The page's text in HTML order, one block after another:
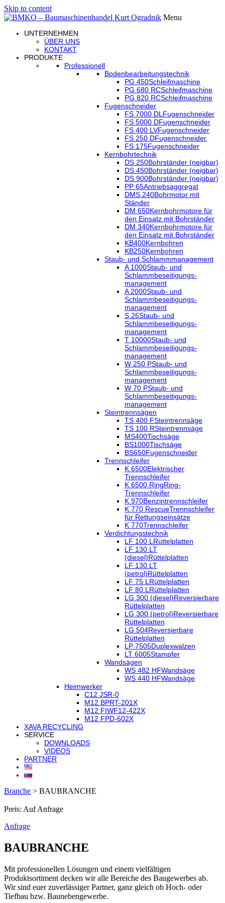
Skip to content
Menu
UNTERNEHMEN
ÜBER UNS
KONTAKT
PRODUKTE
Professionell
Bodenbearbeitungstechnik
PG 450Schleifmaschine
PG 680 RCSchleifmaschine
PG 820 RCSchleifmaschine
Fugenschneider
FS 7000 DLFugenschneider
FS 5000 DFugenschneider
FS 400 LVFugenschneider
FS 250 DFugenschneider
FS 175Fugenschneider
Kernbohrtechnik
DS 250Bohrständer (neigbar)
DS 450Bohrständer (neigbar)
DS 900Bohrständer (neigbar)
PP 65Antriebsaggregat
DMS 240Bohrmotor mit
Ständer
DM 650Kernbohrmotore für
den Einsatz mit Bohrständer
DM 340Kernbohrmotore für
den Einsatz mit Bohrständer
KB400Kernbohren
KB250Kernbohren
Staub- und Schlammmanagement
A 1000Staub- und
Schlammbeseitigungs-
management
A 2000Staub- und
Schlammbeseitigungs-
management
S 26Staub- und
Schlammbeseitigungs-
management
T 10000Staub- und
Schlammbeseitigungs-
management
W 250 PStaub- und
Schlammbeseitigungs-
management
W 70 PStaub- und
Schlammbeseitigungs-
management
Steintrennsägen
TS 400 FSteintrennsäge
TS 100 RSteintrennsäge
MS400Tischsäge
BS1000Tischsäge
BS650Fugenschneider
Trennschleifer
K 6500Elektrischer
Trennschleifer
K 6500 RingRing-
Trennschleifer
K 970Benzintrennschleifer
K 770 RescueTrennschleifer
für Rettungseinsätze
K 770Trennschleifer
Verdichtungstechnik
LF 100 LRüttelplatten
LF 130 LT
(diesel)Rüttelplatten
LF 130 LT
(petrol)Rüttelplatten
LF 75 LRüttelplatten
LF 80 LRüttelplatten
LG 300 (diesel)Reversierbare
Rüttelplatten
LG 300 (petrol)Reversierbare
Rüttelplatten
LG 504Reversierbare
Rüttelplatten
LP 7505Duplexwalzen
LT 6005Stampfer
Wandsägen
WS 482 HFWandsäge
WS 440 HFWandsäge
Heimwerker
C12 JSR-0
M12 BPRT-201X
M12 FIWF12-422X
M12 FPD-602X
XAVA RECYCLING
SERVICE
DOWNLOADS
VIDEOS
PARTNER
Branche > BAUBRANCHE
Preis: Auf Anfrage
Anfrage
BAUBRANCHE
Mit professionellen Lösungen und einem vielfältigen
Produktsortiment decken wir alle Bereiche des Baugewerbes ab.
Wir sind euer zuverlässiger Partner, ganz gleich ob Hoch- oder
Tiefbau bzw. Baunebengewerbe.